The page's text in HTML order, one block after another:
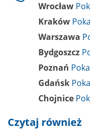
Wrocław
Kraków
Warszawa
Bydgoszcz
Poznań
Gdańsk
Chojnice
Czytaj również